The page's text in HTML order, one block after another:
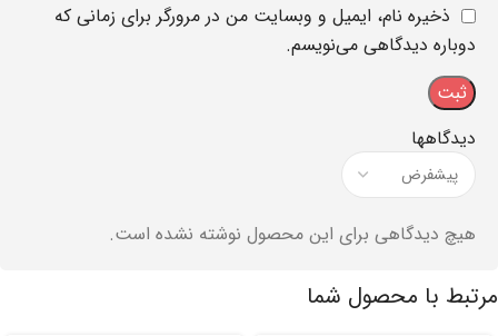
دیدگاهها
هیچ دیدگاهی برای این محصول نوشته نشده است.
ذخیره نام، ایمیل و وبسایت من در مرورگر برای زمانی که
دوباره دیدگاهی می‌نویسم.
مرتبط با محصول شما